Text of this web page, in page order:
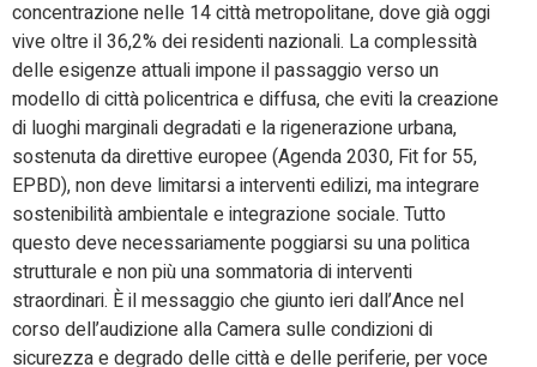
concentrazione nelle 14 città metropolitane, dove già oggi
vive oltre il 36,2% dei residenti nazionali. La complessità
delle esigenze attuali impone il passaggio verso un
modello di città policentrica e diffusa, che eviti la creazione
di luoghi marginali degradati e la rigenerazione urbana,
sostenuta da direttive europee (Agenda 2030, Fit for 55,
EPBD), non deve limitarsi a interventi edilizi, ma integrare
sostenibilità ambientale e integrazione sociale. Tutto
questo deve necessariamente poggiarsi su una politica
strutturale e non più una sommatoria di interventi
straordinari. È il messaggio che giunto ieri dall’Ance nel
corso dell’audizione alla Camera sulle condizioni di
sicurezza e degrado delle città e delle periferie, per voce